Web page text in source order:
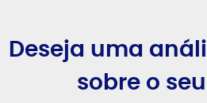
Deseja uma
sobre o